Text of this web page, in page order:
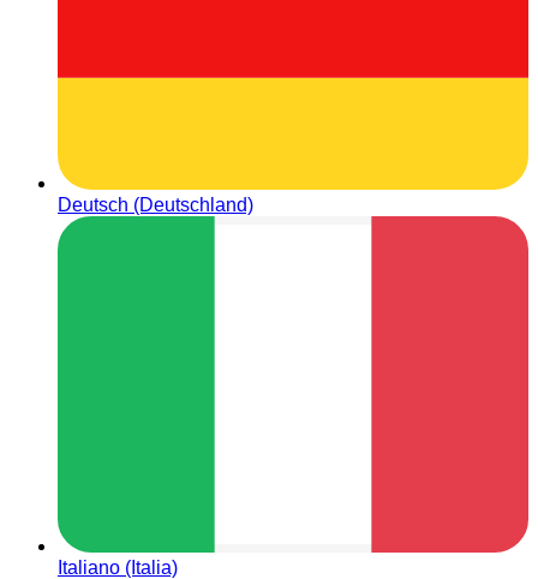
Deutsch (Deutschland)
Italiano (Italia)